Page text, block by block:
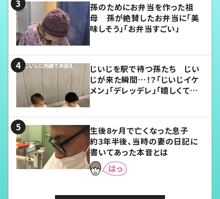
孫のためにお弁当を作った祖
母 孫が絶賛したお弁当に「美
味しそう」「お弁当すごい」
じいじを駅で待つ孫たち じい
じが来た瞬間…！？「じいじイケ
メン」「デレッデレ」「嬉しくて可
生後8ヶ月で亡くなった息子
約3年半後、当時の妻の日記に
書いてあった本音とは